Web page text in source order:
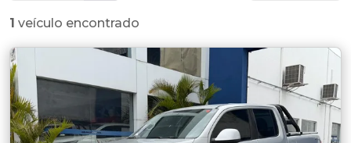
1 veículo encontrado